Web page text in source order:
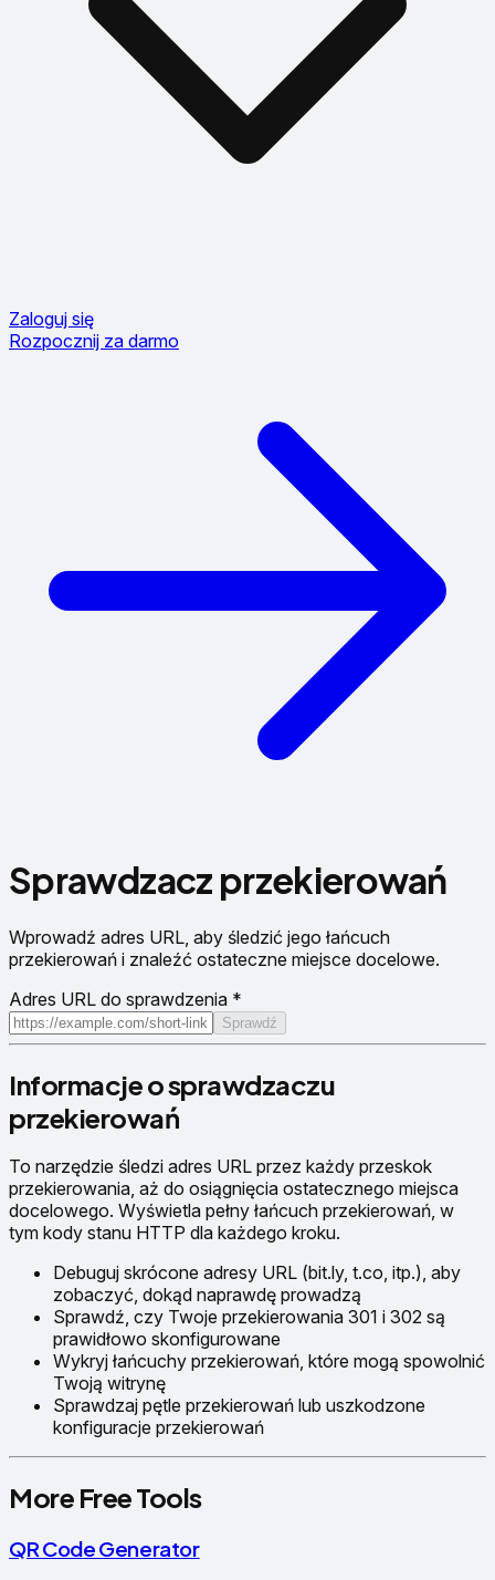
Zaloguj się
Rozpocznij za darmo
Sprawdzacz przekierowań
Wprowadź adres URL, aby śledzić jego łańcuch
przekierowań i znaleźć ostateczne miejsce docelowe.
Adres URL do sprawdzenia *
Sprawdź
Informacje o sprawdzaczu
przekierowań
To narzędzie śledzi adres URL przez każdy przeskok
przekierowania, aż do osiągnięcia ostatecznego miejsca
docelowego. Wyświetla pełny łańcuch przekierowań, w
tym kody stanu HTTP dla każdego kroku.
Debuguj skrócone adresy URL (bit.ly, t.co, itp.), aby
zobaczyć, dokąd naprawdę prowadzą
Sprawdź, czy Twoje przekierowania 301 i 302 są
prawidłowo skonfigurowane
Wykryj łańcuchy przekierowań, które mogą spowolnić
Twoją witrynę
Sprawdzaj pętle przekierowań lub uszkodzone
konfiguracje przekierowań
More Free Tools
QR Code Generator